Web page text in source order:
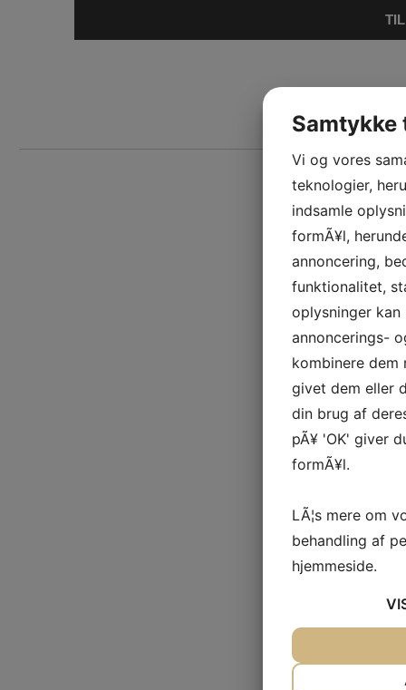
Tilmeld
nyhedsbrev:
Vi og vores
teknologier,
indsamle
formÃ¥l,
annoncering,
funktionalitet,
oplysninger
annoncerings-
kombinere dem
givet dem eller
din brug af
pÃ¥ 'OK' giver
formÃ¥l.
LÃ¦s mere om
behandling af
hjemmeside.